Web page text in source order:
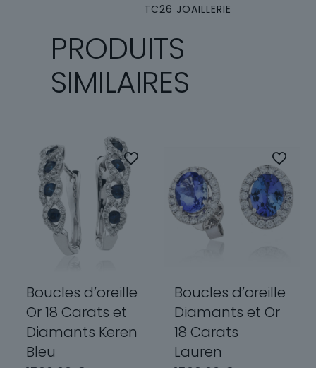
TC26 JOAILLERIE
PRODUITS
SIMILAIRES
Boucles d’oreille
Or 18 Carats et
Diamants Keren
Bleu
Boucles d’oreille
Diamants et Or
18 Carats
Lauren